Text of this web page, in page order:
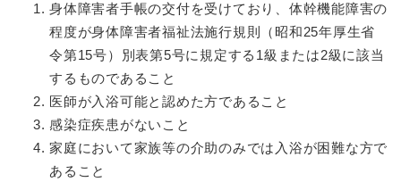
身体障害者手帳の交付を受けており、体幹機能障害の
程度が身体障害者福祉法施行規則（昭和25年厚生省
令第15号）別表第5号に規定する1級または2級に該当
するものであること
医師が入浴可能と認めた方であること
感染症疾患がないこと
家庭において家族等の介助のみでは入浴が困難な方で
あること